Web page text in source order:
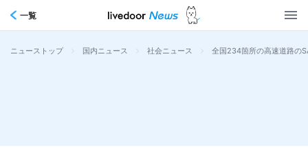
一覧
ニューストップ > 国内ニュース > 社会ニュース > 全国234箇所の高速道路の